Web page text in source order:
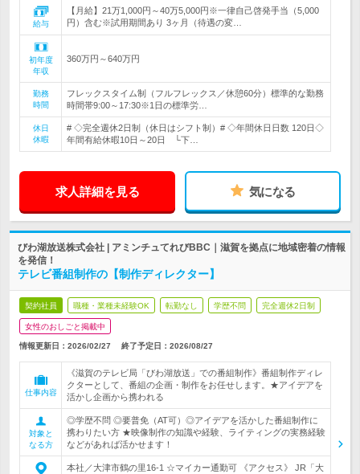
給与
【月給】21万1,000円～40万5,000円※一律自己啓発手当（5,000
円）含む※試用期間あり 3ヶ月（待遇の変…
初年度
年収
360万円～640万円
勤務
時間
フレックスタイム制（フルフレックス／休憩60分）標準的な勤務
時間帯9:00～17:30※1日の標準労…
休日
休暇
# ◇完全週休2日制（休日はシフト制）# ◇年間休日日数 120日◇
年間有給休暇10日～20日 └下…
求人詳細を見る 気になる
びわ湖放送株式会社 | アミンチュてれびBBC｜滋賀を拠点に地域密着の情報
を発信！
テレビ番組制作の【制作ディレクター】
契約社員 職種・業種未経験OK 転勤なし 学歴不問 完全週休2日制
女性のおしごと掲載中
情報更新日：2026/02/27 終了予定日： 2026/08/27
仕事内容
《滋賀のテレビ局「びわ湖放送」での番組制作》番組制作ディレ
クターとして、番組の企画・制作をお任せします。★アイデアを
活かし企画から携われる
対象と
なる方
◎学歴不問 ◎要普免（AT可）◎アイデアを活かした番組制作に
携わりたい方 ★映像制作の知識や経験、ライティングの実務経験
などがあれば活かせます！
本社／大津市鶴の里16-1 ☆マイカー通勤可 《アクセス》 JR「大